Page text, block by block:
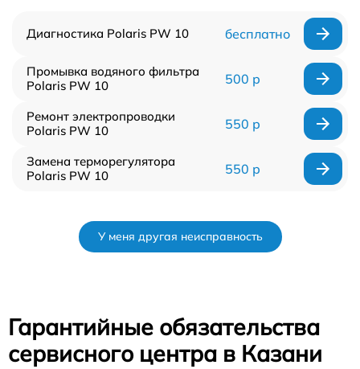
Диагностика Polaris PW 10 бесплатно
Промывка водяного фильтра
Polaris PW 10
500 р
Ремонт электропроводки
Polaris PW 10
550 р
Замена терморегулятора
Polaris PW 10
550 р
У меня другая неисправность
Гарантийные обязательства
сервисного центра в Казани